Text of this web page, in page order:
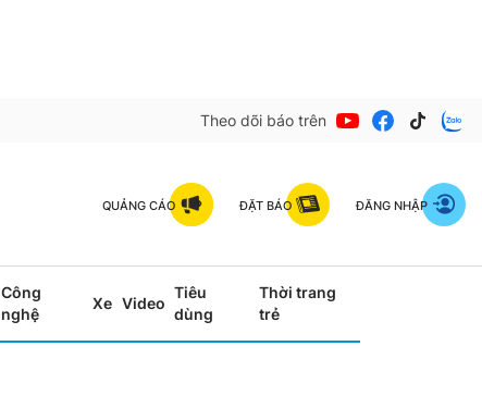
Theo dõi báo trên
QUẢNG CÁO ĐẶT BÁO ĐĂNG NHẬP
Công
nghệ
Xe Video
Tiêu
dùng
Thời trang
trẻ